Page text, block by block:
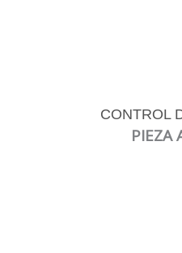
CONTROL
PIEZA